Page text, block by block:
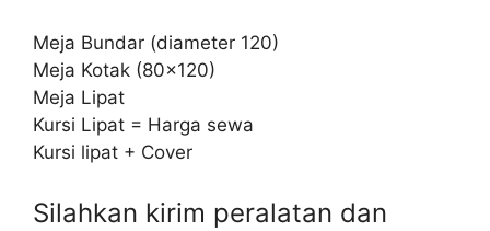
Meja Bundar (diameter 120)
Meja Kotak (80×120)
Meja Lipat
Kursi Lipat = Harga sewa
Kursi lipat + Cover
Silahkan kirim peralatan dan